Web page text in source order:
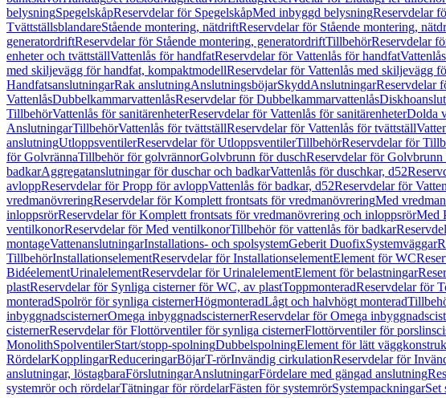
belysningSpegelskåpReservdelar för SpegelskåpMed inbyggd belysningReservdelar
TvättställsblandareStående montering, nätdriftReservdelar för Stående montering,
generatordriftReservdelar för Stående montering, generatordriftTillbehörReservdelar
enheter och tvättställVattenlås för handfatReservdelar för Vattenlås för handfatVattenlås
med skiljevägg för handfat, kompaktmodellReservdelar för Vattenlås med skiljevägg
HandfatsanslutningarRak anslutningAnslutningsböjarSkyddAnslutningarReservdelar
VattenlåsDubbelkammarvattenlåsReservdelar för Dubbelkammarvattenlås
TillbehörVattenlås för sanitärenheterReservdelar för Vattenlås för sanitärenheterDolda
AnslutningarTillbehörVattenlås för tvättställReservdelar för Vattenlås för tvättställ
anslutningUtloppsventilerReservdelar för UtloppsventilerTillbehörReservdelar för
för GolvrännaTillbehör för golvrännorGolvbrunn för duschReservdelar för Golvbrunn
badkarAggregatanslutningar för duschar och badkarVattenlås för duschkar, d52
avloppReservdelar för Propp för avloppVattenlås för badkar, d52Reservdelar för
vredmanövreringReservdelar för Komplett frontsats för vredmanövreringMed
inloppsrörReservdelar för Komplett frontsats för vredmanövrering och inloppsrörMed
ventilkonorReservdelar för Med ventilkonorTillbehör för vattenlås för badkar
montageVattenanslutningarInstallations- och spolsystemGeberit DuofixSystemväggar
TillbehörInstallationselementReservdelar för InstallationselementElement för WC
BidéelementUrinalelementReservdelar för UrinalelementElement för belastningar
plastReservdelar för Synliga cisterner för WC, av plastToppmonteradReservdelar för
monteradSpolrör för synliga cisternerHögmonteradLågt och halvhögt monterad
inbyggnadscisternerOmega inbyggnadscisternerReservdelar för Omega
cisternerReservdelar för Flottörventiler för synliga cisternerFlottörventiler för
MonolithSpolventilerStart/stopp-spolningDubbelspolningElement för lätt
RördelarKopplingarReduceringarBöjarT-rörInvändig cirkulationReservdelar för
anslutningar, löstagbaraFörslutningarAnslutningarFördelare med gängad anslutning
systemrör och rördelarTätningar för rördelarFästen för systemrörSystempackningarSet